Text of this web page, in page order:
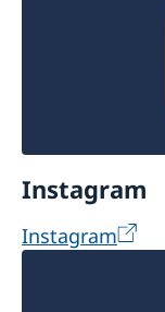
Instagram
Instagram